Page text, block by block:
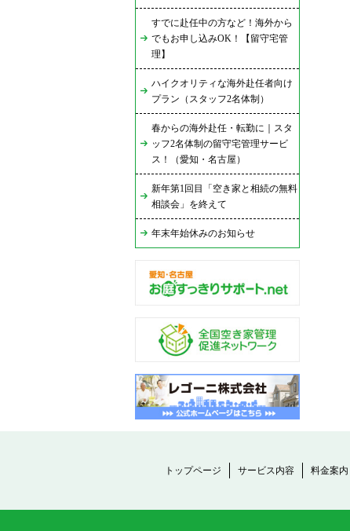
すでに赴任中の方など！海外から
でもお申し込みOK！【留守宅管
理】
ハイクオリティな海外赴任者向け
プラン（スタッフ2名体制）
春からの海外赴任・転勤に｜スタ
ッフ2名体制の留守宅管理サービ
ス！（愛知・名古屋）
新年第1回目「空き家と相続の無料
相談会」を終えて
年末年始休みのお知らせ
トップページ サービス内容 料金案内